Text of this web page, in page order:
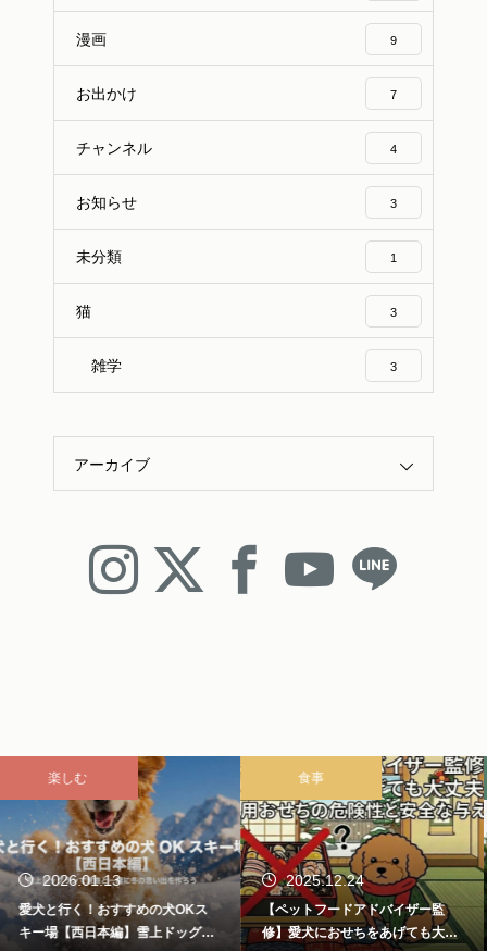
漫画 9
お出かけ 7
チャンネル 4
お知らせ 3
未分類 1
猫 3
雑学 3
アーカイブ
食事
2025.12.24
【ペットフードアドバイザー監
修】愛犬におせちをあげても大丈
雑学
2025.12.23
愛犬が喜ぶクリスマスプレゼント
8選 ケーキやおもちゃ、犬服どれ